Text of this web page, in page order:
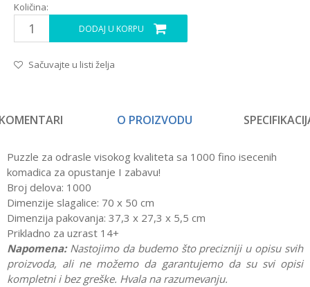
Količina:
DODAJ U KORPU
Sačuvajte u listi želja
O PROIZVODU
Puzzle za odrasle visokog kvaliteta sa 1000 fino isecenih
komadica za opustanje I zabavu!
Broj delova: 1000
Dimenzije slagalice: 70 x 50 cm
Dimenzija pakovanja: 37,3 x 27,3 x 5,5 cm
Prikladno za uzrast 14+
Napomena: Nastojimo da budemo što precizniji u opisu svih
proizvoda, ali ne možemo da garantujemo da su svi opisi
kompletni i bez greške. Hvala na razumevanju.